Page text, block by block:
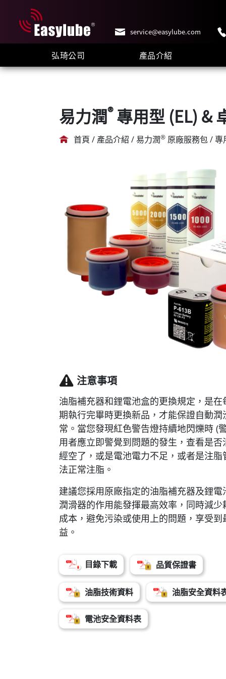
service@easylube.com
弘琦公司 產品介紹
易力潤®專用型 (EL) &
首頁 / 產品介紹 / 易力潤® 原廠服務包 / 專
注意事項
油脂補充器和鋰電池盒的更換規定，是在
期執行完畢時更換新品，才能保證自動潤
常。當您發現紅色警告燈持續地閃爍時 (
用者應立即警覺到問題的發生，查看是否
經空了，或是電池電力不足，或者是注脂
法正常注脂。
建議您採用原廠指定的油脂補充器及鋰電
潤滑器的作用能發揮最高效率，同時減少
成本，避免污染或使用上的問題，享受到
益。
目錄下載 品質保證書
油脂技術資料 油脂安全資料
電池安全資料表